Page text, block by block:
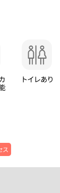
トイレあり
ス